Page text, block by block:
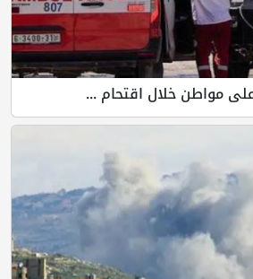
مواطن خلال اقتحام ...